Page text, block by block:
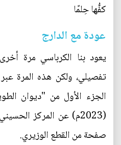
كفُّها حِلمًا
عودة مع الدارج
يعود بنا الكرباسي مرة
تفصيلي، ولكن هذه المرة
صفحة من القطع الوزيري.